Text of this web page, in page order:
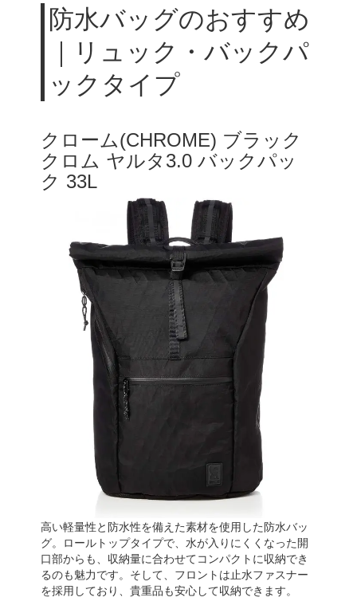
防水バッグのおすすめ
｜リュック・バックパ
ックタイプ
クローム(CHROME) ブラック
クロム ヤルタ3.0 バックパッ
ク 33L
高い軽量性と防水性を備えた素材を使用した防水バッ
グ。ロールトップタイプで、水が入りにくくなった開
口部からも、収納量に合わせてコンパクトに収納でき
るのも魅力です。そして、フロントは止水ファスナー
を採用しており、貴重品も安心して収納できます。